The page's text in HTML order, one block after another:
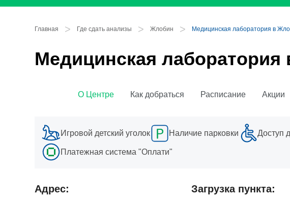
Главная > Где сдать анализы > Жлобин > Медицинская лаборатория в
Медицинская
О Центре Как добраться Расписание Акции
Игровой детский уголок Наличие парковки Доступ
Платежная система "Оплати"
Адрес: Загрузка пункта: